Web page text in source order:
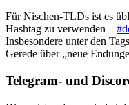
Für Nischen-TLDs ist es
Hashtag zu verwenden –
Insbesondere unter den Tags
Gerede über „neue
Telegram- und